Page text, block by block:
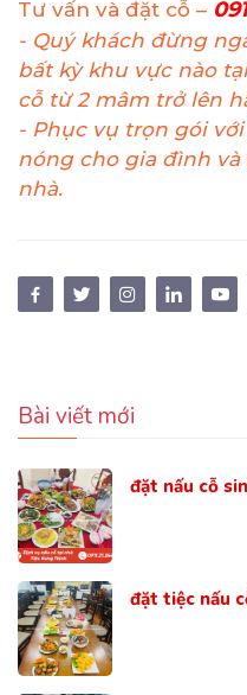
Tư vấn và đặt cỗ –
- Quý khách đừng
bất kỳ khu vực nào
cỗ từ 2 mâm trở lên
- Phục vụ trọn gói
nóng cho gia đình
nhà.
Bài viết mới
đặt nấu cỗ
đặt tiệc nấu